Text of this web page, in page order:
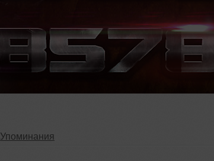
Упоминания